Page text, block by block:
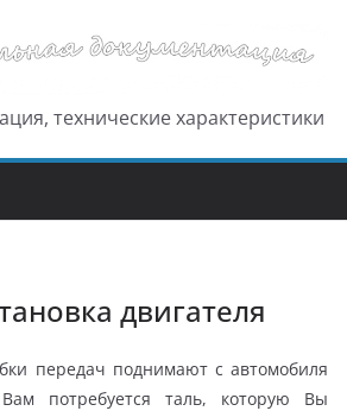
технические характеристики
двигателя
передач поднимают с автомобиля
потребуется таль, которую Вы